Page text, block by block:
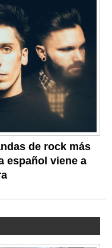
de rock más
español viene a